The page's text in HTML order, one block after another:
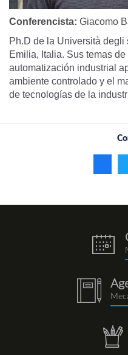
Conferencista: Giacomo
Ph.D de la Università
Emilia, Italia. Sus temas
automatización industrial
ambiente controlado y el
de tecnologías de la
(1).png